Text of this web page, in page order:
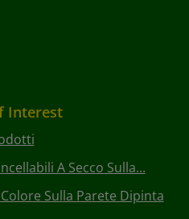
Interest
A Secco Sulla...
Sulla Parete Dipinta